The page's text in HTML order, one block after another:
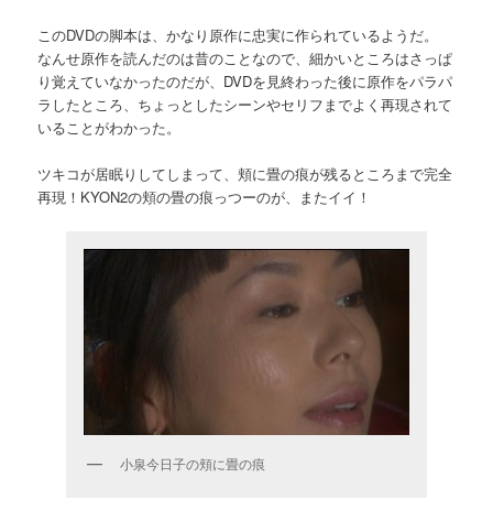
このDVDの脚本は、かなり原作に忠実に作られているようだ。
なんせ原作を読んだのは昔のことなので、細かいところはさっぱ
り覚えていなかったのだが、DVDを見終わった後に原作をパラパ
ラしたところ、ちょっとしたシーンやセリフまでよく再現されて
いることがわかった。
ツキコが居眠りしてしまって、頬に畳の痕が残るところまで完全
再現！KYON2の頬の畳の痕っつーのが、またイイ！
小泉今日子の頬に畳の痕